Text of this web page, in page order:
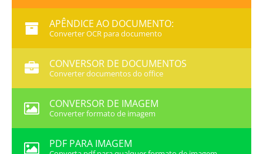
APÊNDICE AO DOCUMENTO:
Converter OCR para documento
CONVERSOR DE DOCUMENTOS
Converter documentos do office
CONVERSOR DE IMAGEM
Converter formato de imagem
PDF PARA IMAGEM